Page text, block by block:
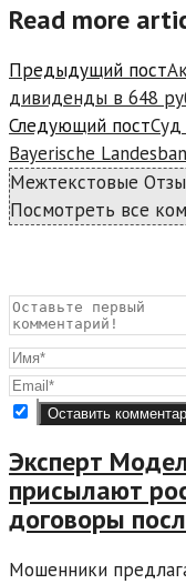
Read more
Предыдущий пост
дивиденды в 648
Следующий постСуд
Bayerische
Межтекстовые
Посмотреть все
Эксперт
присылают
договоры
Мошенники